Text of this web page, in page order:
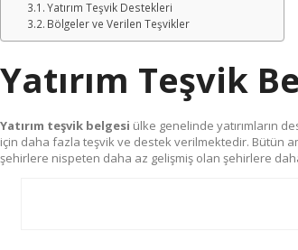
Yatırım Teşvik Destekleri
Bölgeler ve Verilen Teşvikler
Yatırım Teşvik
Yatırım teşvik belgesi ülke genelinde yatırımların
için daha fazla teşvik ve destek verilmektedir. Bütün
şehirlere nispeten daha az gelişmiş olan şehirlere